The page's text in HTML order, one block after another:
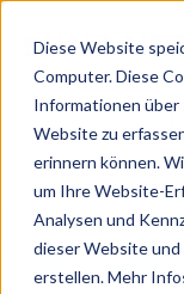
Diese Website
Computer. Diese
Informationen
Website zu
erinnern können.
um Ihre Website-
Analysen und
dieser Website
erstellen. Mehr